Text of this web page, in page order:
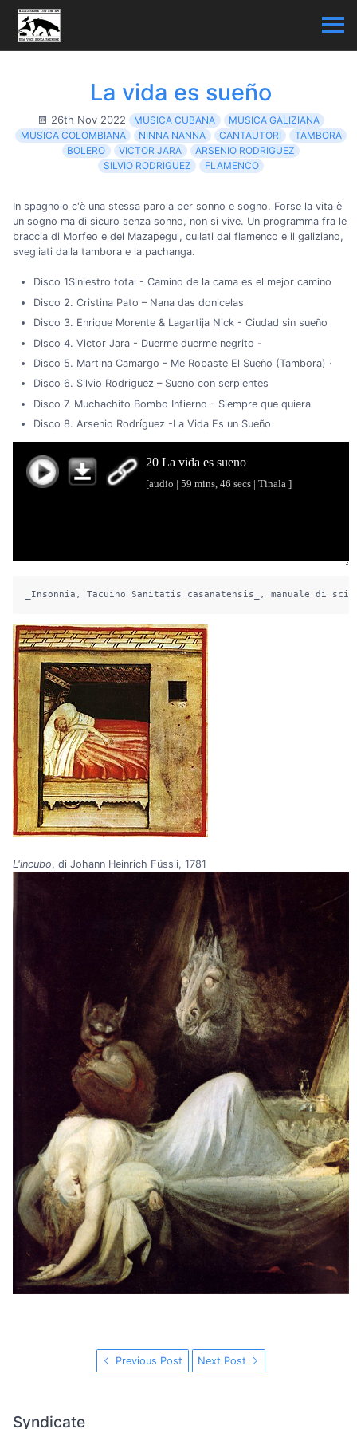
La vida es sueño
26th Nov 2022 MUSICA CUBANA
MUSICA GALIZIANA
MUSICA COLOMBIANA
NINNA NANNA CANTAUTORI
TAMBORA
BOLERO
VICTOR JARA
ARSENIO RODRIGUEZ
SILVIO RODRIGUEZ
FLAMENCO
In spagnolo c'è una stessa parola per sonno e sogno. Forse la vita è
un sogno ma di sicuro senza sonno, non si vive. Un programma fra le
braccia di Morfeo e del Mazapegul, cullati dal flamenco e il galiziano,
svegliati dalla tambora e la pachanga.
Disco 1Siniestro total - Camino de la cama es el mejor camino
Disco 2. Cristina Pato – Nana das donicelas
Disco 3. Enrique Morente & Lagartija Nick - Ciudad sin sueño
Disco 4. Victor Jara - Duerme duerme negrito -
Disco 5. Martina Camargo - Me Robaste El Sueño (Tambora) ·
Disco 6. Silvio Rodriguez – Sueno con serpientes
Disco 7. Muchachito Bombo Infierno - Siempre que quiera
Disco 8. Arsenio Rodríguez -La Vida Es un Sueño
_Insonnia, Tacuino Sanitatis casanatensis_, manuale di
L'incubo, di Johann Heinrich Füssli, 1781
Previous Post Next Post
Syndicate